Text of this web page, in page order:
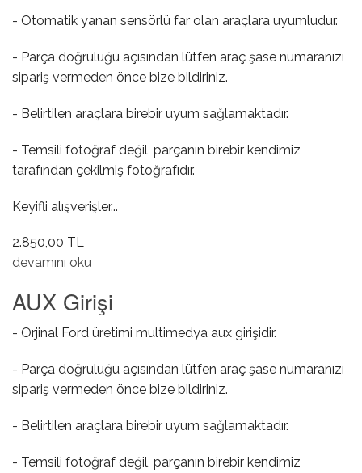
- Otomatik yanan sensörlü far olan araçlara uyumludur.
- Parça doğruluğu açısından lütfen araç şase numaranızı
sipariş vermeden önce bize bildiriniz.
- Belirtilen araçlara birebir uyum sağlamaktadır.
- Temsili fotoğraf değil, parçanın birebir kendimiz
tarafından çekilmiş fotoğrafıdır.
Keyifli alışverişler...
2.850,00 TL
Far Açma Anahtarı ( Ön Sisli / Otomatik Yanan ) hakkında
devamını oku
AUX Girişi
- Orjinal Ford üretimi multimedya aux girişidir.
- Parça doğruluğu açısından lütfen araç şase numaranızı
sipariş vermeden önce bize bildiriniz.
- Belirtilen araçlara birebir uyum sağlamaktadır.
- Temsili fotoğraf değil, parçanın birebir kendimiz